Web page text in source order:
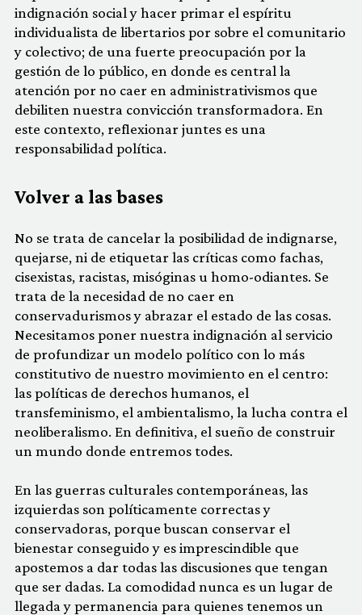
indignación social y hacer primar el espíritu
individualista de libertarios por sobre el comunitario
y colectivo; de una fuerte preocupación por la
gestión de lo público, en donde es central la
atención por no caer en administrativismos que
debiliten nuestra convicción transformadora. En
este contexto, reflexionar juntes es una
responsabilidad política.
Volver a las bases
No se trata de cancelar la posibilidad de indignarse,
quejarse, ni de etiquetar las críticas como fachas,
cisexistas, racistas, misóginas u homo-odiantes. Se
trata de la necesidad de no caer en
conservadurismos y abrazar el estado de las cosas.
Necesitamos poner nuestra indignación al servicio
de profundizar un modelo político con lo más
constitutivo de nuestro movimiento en el centro:
las políticas de derechos humanos, el
transfeminismo, el ambientalismo, la lucha contra el
neoliberalismo. En definitiva, el sueño de construir
un mundo donde entremos todes.
En las guerras culturales contemporáneas, las
izquierdas son políticamente correctas y
conservadoras, porque buscan conservar el
bienestar conseguido y es imprescindible que
apostemos a dar todas las discusiones que tengan
que ser dadas. La comodidad nunca es un lugar de
llegada y permanencia para quienes tenemos un